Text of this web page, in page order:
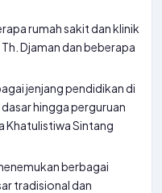
rumah sakit dan klinik
Djaman dan beberapa
jenjang pendidikan di
hingga perguruan
Khatulistiwa Sintang
berbagai
tradisional dan